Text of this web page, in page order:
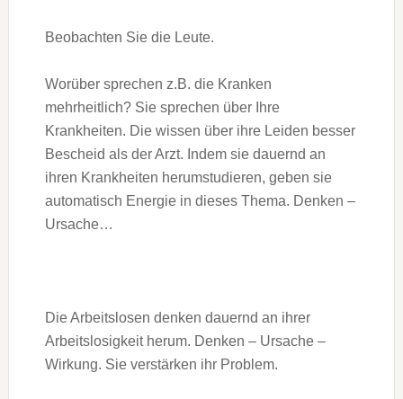
Beobachten Sie die Leute.
Worüber sprechen z.B. die Kranken
mehrheitlich? Sie sprechen über Ihre
Krankheiten. Die wissen über ihre Leiden besser
Bescheid als der Arzt. Indem sie dauernd an
ihren Krankheiten herumstudieren, geben sie
automatisch Energie in dieses Thema. Denken –
Ursache…
Die Arbeitslosen denken dauernd an ihrer
Arbeitslosigkeit herum. Denken – Ursache –
Wirkung. Sie verstärken ihr Problem.